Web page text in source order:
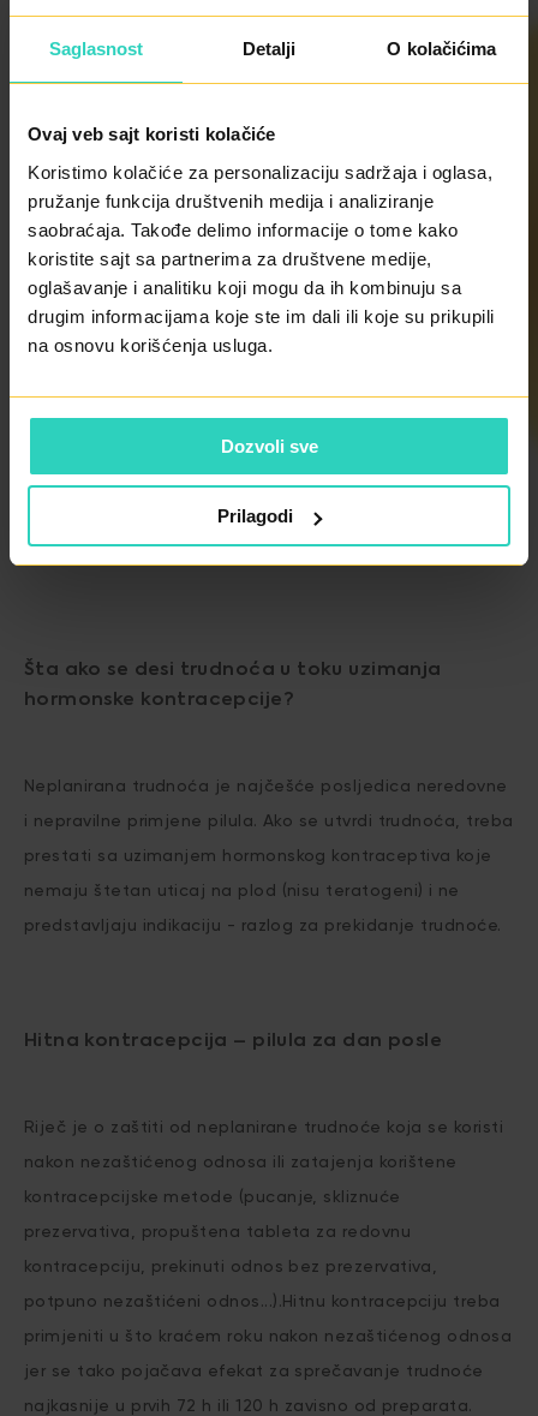
Saglasnost Detalji O kolačićima
Ovaj veb sajt koristi kolačiće
Koristimo kolačiće za personalizaciju sadržaja i oglasa,
pružanje funkcija društvenih medija i analiziranje
saobraćaja. Takođe delimo informacije o tome kako
koristite sajt sa partnerima za društvene medije,
oglašavanje i analitiku koji mogu da ih kombinuju sa
drugim informacijama koje ste im dali ili koje su prikupili
na osnovu korišćenja usluga.
Dozvoli sve
Prilagodi
Prestanak uzimanja pilula i planiranje trudnoće
Mehanizam djelovanja kombinovanih estrogensko-
gestagenskih pilula je sprečavanje ovulacije pa
sprečavanje trudnoće.
Uspostavljanjem ovulacije, već u narednom mjesecu
nakon prestanka uzimanja pilula može se planirati
Šta ako se desi trudnoća u toku uzimanja
hormonske kontracepcije?
Neplanirana trudnoća je najčešće posljedica neredovne
i nepravilne primjene pilula. Ako se utvrdi trudnoća, treba
prestati sa uzimanjem hormonskog kontraceptiva koje
nemaju štetan uticaj na plod (nisu teratogeni) i ne
predstavljaju indikaciju - razlog za prekidanje trudnoće.
Hitna kontracepcija – pilula za dan posle
Riječ je o zaštiti od neplanirane trudnoće koja se koristi
nakon nezaštićenog odnosa ili zatajenja korištene
kontracepcijske metode (pucanje, skliznuće
prezervativa, propuštena tableta za redovnu
kontracepciju, prekinuti odnos bez prezervativa,
potpuno nezaštićeni odnos...).Hitnu kontracepciju treba
primjeniti u što kraćem roku nakon nezaštićenog odnosa
jer se tako pojačava efekat za sprečavanje trudnoće
najkasnije u prvih 72 h ili 120 h zavisno od preparata.